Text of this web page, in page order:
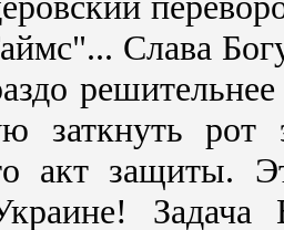
Cлава
заткнуть
акт защиты.